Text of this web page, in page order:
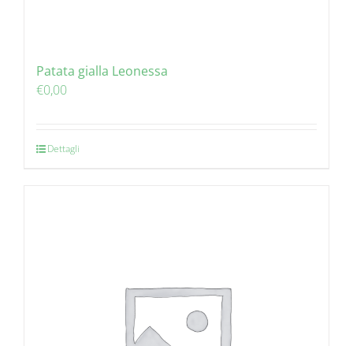
Patata gialla Leonessa
€0,00
Dettagli